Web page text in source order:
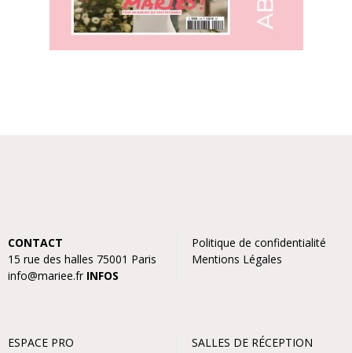
CONTACT
15 rue des halles 75001 Paris
info@mariee.fr INFOS
Politique de confidentialité
Mentions Légales
ESPACE PRO
SALLES DE RÉCEPTION